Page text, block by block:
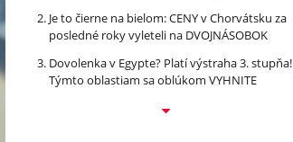
Je to čierne na bielom: CENY v Chorvátsku za
posledné roky vyleteli na DVOJNÁSOBOK
Dovolenka v Egypte? Platí výstraha 3. stupňa!
Týmto oblastiam sa oblúkom VYHNITE